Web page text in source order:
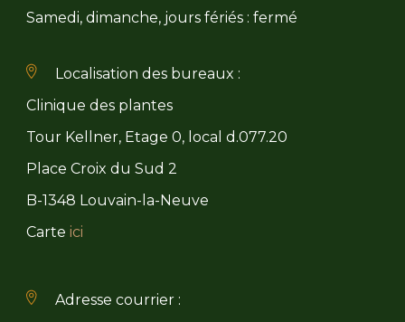
Samedi, dimanche, jours fériés : fermé
Localisation des bureaux :
Clinique des plantes
Tour Kellner, Etage 0, local d.077.20
Place Croix du Sud 2
B-1348 Louvain-la-Neuve
Carte ici
Adresse courrier :